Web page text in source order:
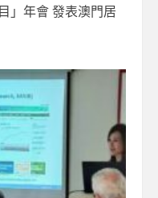
」年會 發表澳門居